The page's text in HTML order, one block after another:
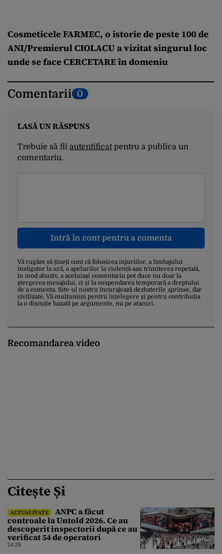
Cosmeticele FARMEC, o istorie de peste 100 de
ANI/Premierul CIOLACU a vizitat singurul loc
unde se face CERCETARE în domeniu
Comentarii 0
LASĂ UN RĂSPUNS
Trebuie să fii autentificatpentru a publica un
comentariu.
Intră în cont pentru a comenta
Vă rugăm să țineți cont că folosirea injuriilor, a limbajului
instigator la ură, a apelurilor la violență sau trimiterea repetată,
în mod abuziv, a aceluiași comentariu pot duce nu doar la
ștergerea mesajului, ci și la suspendarea temporară a dreptului
de a comenta. Site-ul nostru încurajează dezbaterile aprinse, dar
civilizate. Vă mulțumim pentru înțelegere și pentru contribuția
la o discuție bazată pe argumente, nu pe atacuri.
Recomandarea video
Citește Și
ACTUALITATE
ANPC a făcut
controale la Untold 2026. Ce au
descoperit inspectorii după ce au
verificat 54 de operatori
14:29